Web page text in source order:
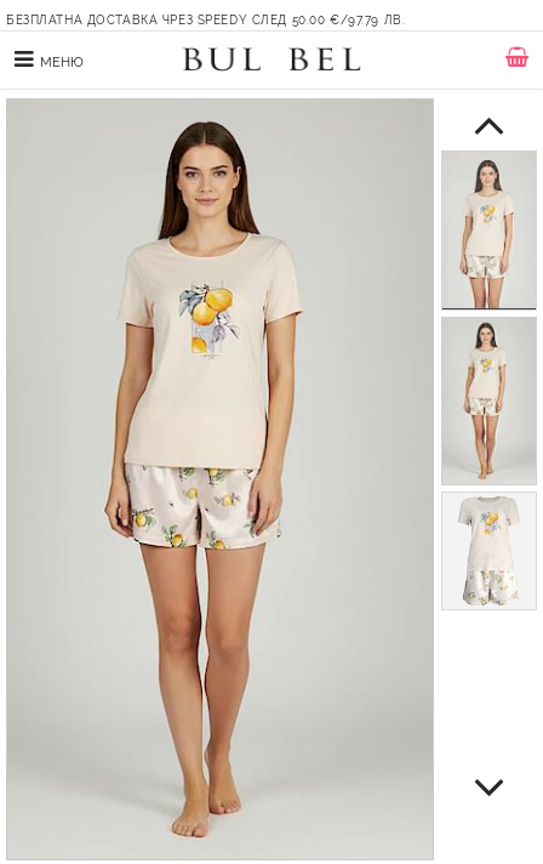
БЕЗПЛАТНА ДОСТАВКА ЧРЕЗ SPEEDY СЛЕД 50.00 €/97.79 ЛВ.
МЕНЮ